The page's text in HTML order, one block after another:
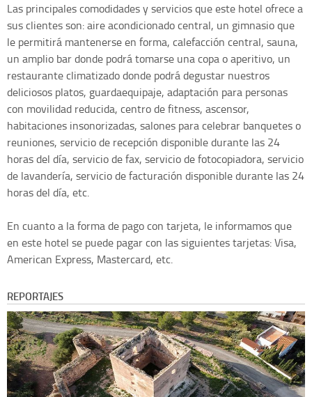
Las principales comodidades y servicios que este hotel ofrece a
sus clientes son: aire acondicionado central, un gimnasio que
le permitirá mantenerse en forma, calefacción central, sauna,
un amplio bar donde podrá tomarse una copa o aperitivo, un
restaurante climatizado donde podrá degustar nuestros
deliciosos platos, guardaequipaje, adaptación para personas
con movilidad reducida, centro de fitness, ascensor,
habitaciones insonorizadas, salones para celebrar banquetes o
reuniones, servicio de recepción disponible durante las 24
horas del día, servicio de fax, servicio de fotocopiadora, servicio
de lavandería, servicio de facturación disponible durante las 24
horas del día, etc.
En cuanto a la forma de pago con tarjeta, le informamos que
en este hotel se puede pagar con las siguientes tarjetas: Visa,
American Express, Mastercard, etc.
REPORTAJES